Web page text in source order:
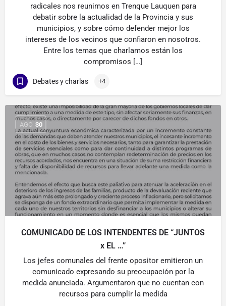
radicales nos reunimos en Trenque Lauquen para
debatir sobre la actualidad de la Provincia y sus
municipios, y sobre cómo defender mejor los
intereses de los vecinos que confiaron en nosotros.
Entre los temas que charlamos están los
compromisos […]
Debates y charlas +4
AGO 30
COMUNICADO DE LOS INTENDENTES DE “JUNTOS
x EL …”
Los jefes comunales del frente opositor emitieron un
comunicado expresando su preocupación por la
medida anunciada. Argumentaron que no cuentan con
recursos para cumplir la medida